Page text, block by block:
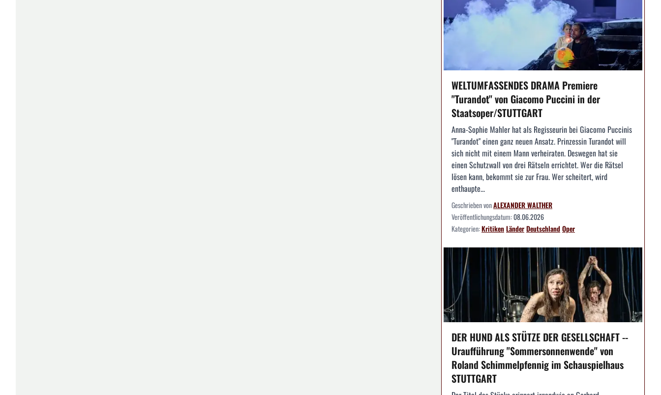
WELTUMFASSENDES DRAMA Premiere
"Turandot" von Giacomo Puccini in der
Staatsoper/STUTTGART
Anna-Sophie Mahler hat als Regisseurin bei Giacomo Puccinis
"Turandot" einen ganz neuen Ansatz. Prinzessin Turandot will
sich nicht mit einem Mann verheiraten. Deswegen hat sie
einen Schutzwall von drei Rätseln errichtet. Wer die Rätsel
lösen kann, bekommt sie zur Frau. Wer scheitert, wird
enthaupte...
Geschrieben vonALEXANDER WALTHER
Veröffentlichungsdatum:08.06.2026
Kategorien:KritikenLänderDeutschlandOper
DER HUND ALS STÜTZE DER GESELLSCHAFT --
Uraufführung "Sommersonnenwende" von
Roland Schimmelpfennig im Schauspielhaus
STUTTGART